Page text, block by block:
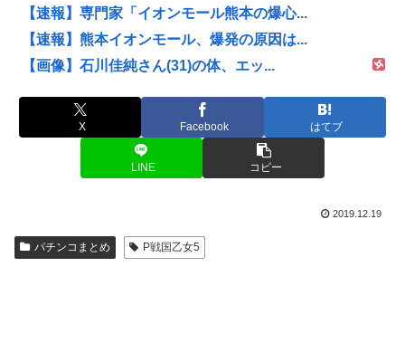
【速報】専門家「イオンモール熊本の爆心...
【速報】熊本イオンモール、爆発の原因は...
【画像】石川佳純さん(31)の体、エッ...
X Facebook はてブ
LINE コピー
2019.12.19
パチンコまとめ P戦国乙女5